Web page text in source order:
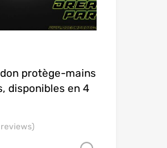
protège-mains
disponibles en 4